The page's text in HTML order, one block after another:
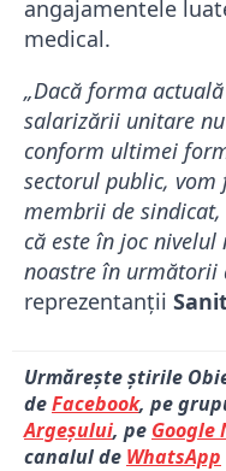
angajamentele
medical.
„Dacă forma
salarizării unitare
conform ultimei
sectorul public,
membrii de
că este în joc
noastre în următorii
reprezentanții
Urmărește știrile
deFacebook, pe
Argeșului, pe Google
canalul de WhatsApp